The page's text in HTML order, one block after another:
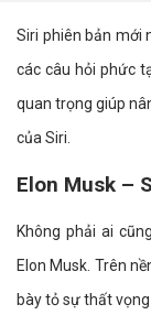
Siri phiên bản mới
các câu hỏi phức
quan trọng giúp
của Siri.
Elon Musk –
Không phải ai
Elon Musk. Trên
bày tỏ sự thất